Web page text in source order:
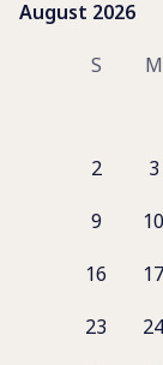
Pendant cet
comprendre
- Je vous
verrons
savoir si nous
August 2026
August 2026
S
M
2
3
9
10
16
17
23
24